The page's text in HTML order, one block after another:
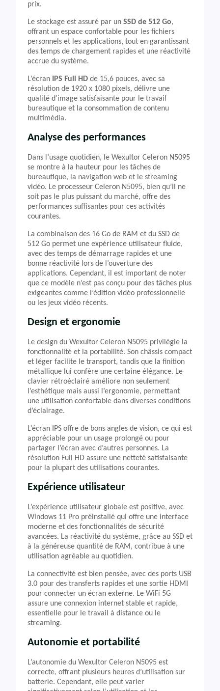
prix.
Le stockage est assuré par un SSD de 512 Go,
offrant un espace confortable pour les fichiers
personnels et les applications, tout en garantissant
des temps de chargement rapides et une réactivité
accrue du système.
L’écran IPS Full HD de 15,6 pouces, avec sa
résolution de 1920 x 1080 pixels, délivre une
qualité d’image satisfaisante pour le travail
bureautique et la consommation de contenu
multimédia.
Analyse des performances
Dans l’usage quotidien, le Wexultor Celeron N5095
se montre à la hauteur pour les tâches de
bureautique, la navigation web et le streaming
vidéo. Le processeur Celeron N5095, bien qu’il ne
soit pas le plus puissant du marché, offre des
performances suffisantes pour ces activités
courantes.
La combinaison des 16 Go de RAM et du SSD de
512 Go permet une expérience utilisateur fluide,
avec des temps de démarrage rapides et une
bonne réactivité lors de l’ouverture des
applications. Cependant, il est important de noter
que ce modèle n’est pas conçu pour des tâches plus
exigeantes comme l’édition vidéo professionnelle
ou les jeux vidéo récents.
Design et ergonomie
Le design du Wexultor Celeron N5095 privilégie la
fonctionnalité et la portabilité. Son châssis compact
et léger facilite le transport, tandis que la finition
métallique lui confère une certaine élégance. Le
clavier rétroéclairé améliore non seulement
l’esthétique mais aussi l’ergonomie, permettant
une utilisation confortable dans diverses conditions
d’éclairage.
L’écran IPS offre de bons angles de vision, ce qui est
appréciable pour un usage prolongé ou pour
partager l’écran avec d’autres personnes. La
résolution Full HD assure une netteté satisfaisante
pour la plupart des utilisations courantes.
Expérience utilisateur
L’expérience utilisateur globale est positive, avec
Windows 11 Pro préinstallé qui offre une interface
moderne et des fonctionnalités de sécurité
avancées. La réactivité du système, grâce au SSD et
à la généreuse quantité de RAM, contribue à une
utilisation agréable au quotidien.
La connectivité est bien pensée, avec des ports USB
3.0 pour des transferts rapides et une sortie HDMI
pour connecter un écran externe. Le WiFi 5G
assure une connexion internet stable et rapide,
essentielle pour le travail à distance ou le
streaming.
Autonomie et portabilité
L’autonomie du Wexultor Celeron N5095 est
correcte, offrant plusieurs heures d’utilisation sur
batterie. Cependant, elle peut varier